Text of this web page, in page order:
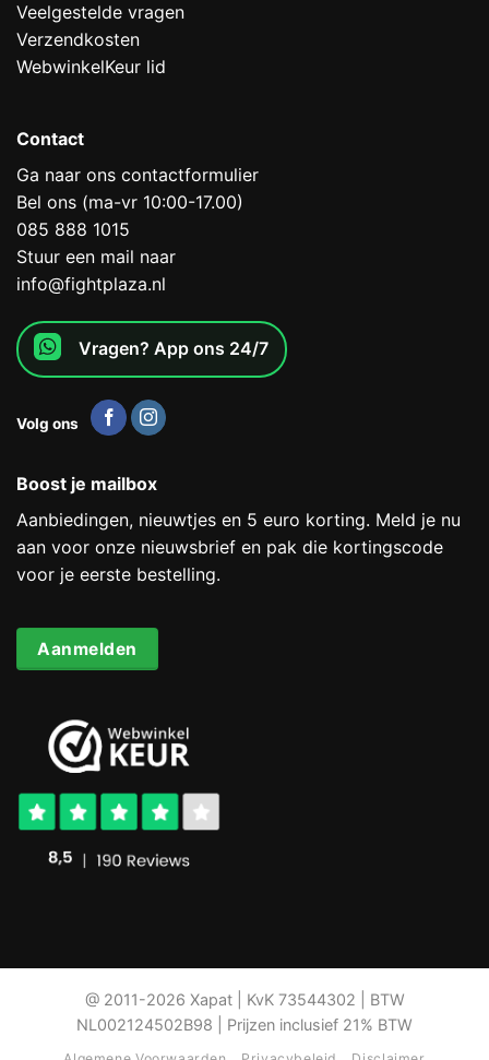
Veelgestelde vragen
Verzendkosten
WebwinkelKeur lid
Contact
Ga naar ons contactformulier
Bel ons (ma-vr 10:00-17.00)
085 888 1015
Stuur een mail naar
info@fightplaza.nl
Vragen? App ons 24/7
Volg ons
Boost je mailbox
Aanbiedingen, nieuwtjes en 5 euro korting. Meld je nu
aan voor onze nieuwsbrief en pak die kortingscode
voor je eerste bestelling.
Aanmelden
@ 2011-2026 Xapat | KvK 73544302 | BTW
NL002124502B98 | Prijzen inclusief 21% BTW